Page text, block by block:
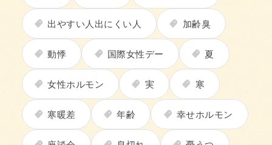
出やすい人出にくい人 加齢臭
動悸 国際女性デー 夏
女性ホルモン 実 寒
寒暖差 年齢 幸せホルモン